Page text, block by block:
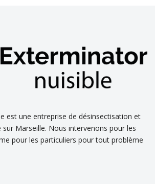
est une entreprise de désinsectisation et
Marseille. Nous intervenons pour les
pour les particuliers pour tout problème